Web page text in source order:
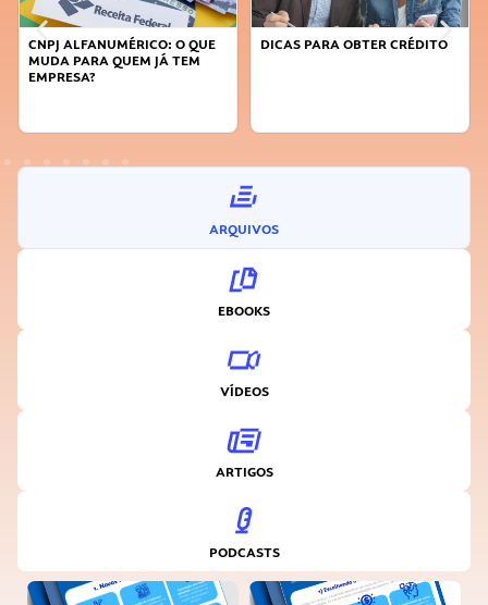
CNPJ ALFANUMÉRICO: O QUE
MUDA PARA QUEM JÁ TEM
EMPRESA?
DICAS PARA OBTER CRÉDITO
ARQUIVOS
EBOOKS
VÍDEOS
ARTIGOS
PODCASTS